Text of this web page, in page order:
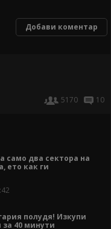
Добави коментар
5170
10
само два сектора на
ето как ги
полудя! Изкупи
40 минути